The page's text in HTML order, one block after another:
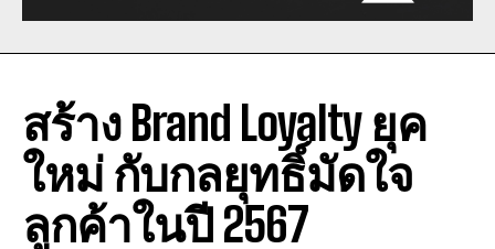
สร้าง Brand Loyalty ยุค
ใหม่ กับกลยุทธิ์มัดใจ
ลูกค้าในปี 2567